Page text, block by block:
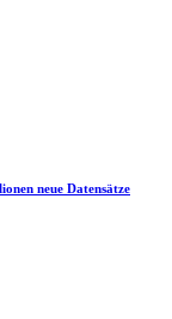
neue Datensätze